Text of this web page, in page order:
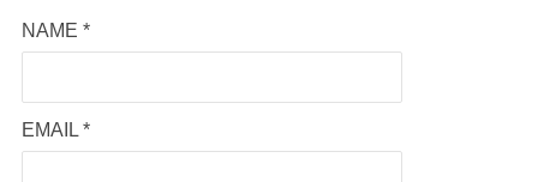
NAME *
EMAIL *